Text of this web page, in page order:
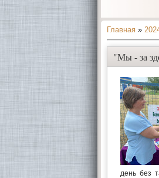
Главная »
"Мы - за
день без